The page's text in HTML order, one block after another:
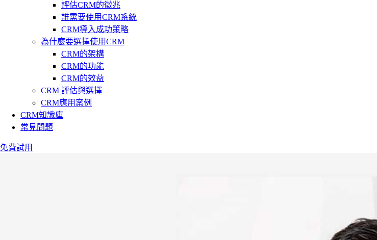
評估CRM的徵兆
誰需要使用CRM系統
CRM導入成功策略
為什麼要選擇使用CRM
CRM的架構
CRM的功能
CRM的效益
CRM 評估與選擇
CRM應用案例
CRM知識庫
常見問題
免費試用